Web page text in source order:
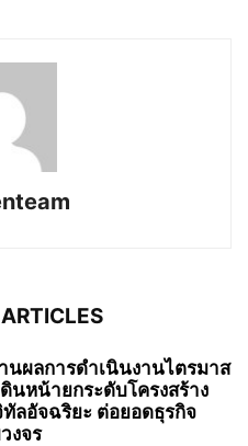
นผลการดำเนินงานไตรมาส
นหน้ายกระดับโครงสร้าง
ลอัจฉริยะ ต่อยอดธุรกิจ
งจร